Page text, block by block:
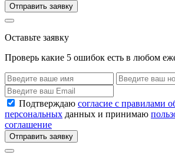
Отправить заявку
Оставьте заявку
Проверь какие 5 ошибок есть в любом
Подтверждаю согласие с правилами
персональных данных и принимаю
соглашение
Отправить заявку